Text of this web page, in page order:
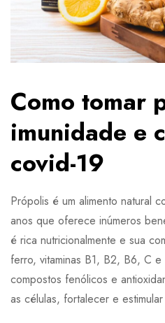
Como tomar
imunidade e
covid-19
Própolis é um alimento natural
anos que oferece inúmeros
é rica nutricionalmente e sua
ferro, vitaminas B1, B2, B6, C
compostos fenólicos e
as células, fortalecer e